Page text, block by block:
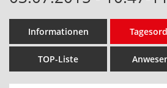
Informationen
TOP-Liste